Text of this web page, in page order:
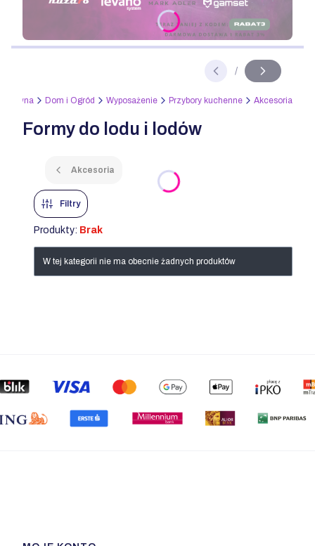
Naciśnij Enter lub spację, aby otworzyć stronę.
Slajd
/
z
główna Dom i Ogród Wyposażenie Przybory kuchenne Akcesoria
Formy do lodu i lodów
Akcesoria
Filtry
Produkty: Brak
Lista produktów
W tej kategorii nie ma obecnie żadnych produktów